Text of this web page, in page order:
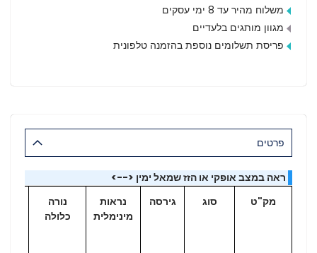
משלוח מהיר עד 8 ימי עסקים
מגוון מותגים בלעדיים
פריסת תשלומים נוספת בהזמנה טלפונית
פרטים
ראה במצב אופקי או הזז שמאל ימין <-->
מק"ט
סוג גירסה
נראות
מינימלית
נורה
כלולה